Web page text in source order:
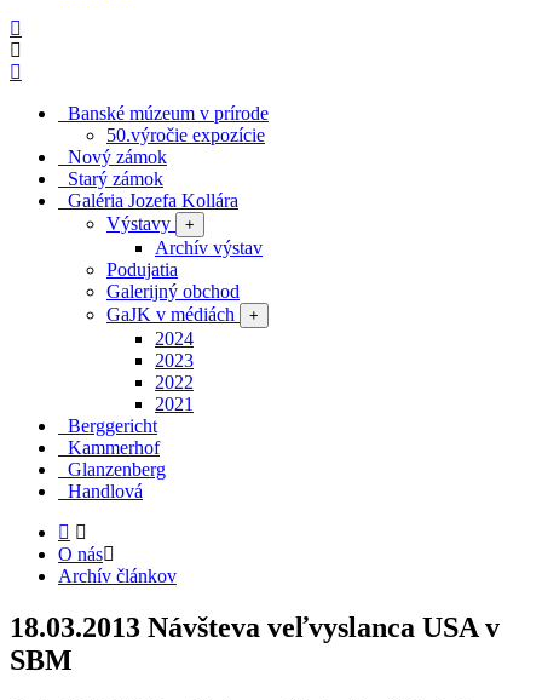
Banské múzeum v prírode
50.výročie expozície
Nový zámok
Starý zámok
Galéria Jozefa Kollára
Výstavy
+
Archív výstav
Podujatia
Galerijný obchod
GaJK v médiách
+
2024
2023
2022
2021
Berggericht
Kammerhof
Glanzenberg
Handlová
O nás
Archív článkov
18.03.2013 Návšteva veľvyslanca USA v
SBM